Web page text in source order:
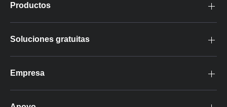
Productos
Soluciones gratuitas
Empresa